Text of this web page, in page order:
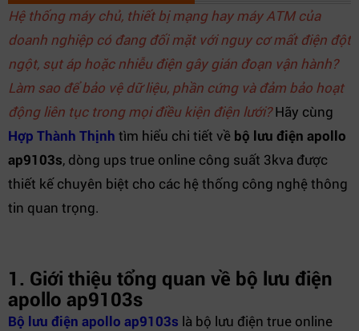
Hệ thống máy chủ, thiết bị mạng hay máy ATM của
doanh nghiệp có đang đối mặt với nguy cơ mất điện đột
ngột, sụt áp hoặc nhiễu điện gây gián đoạn vận hành?
Làm sao để bảo vệ dữ liệu, phần cứng và đảm bảo hoạt
động liên tục trong mọi điều kiện điện lưới?Hãy cùng
Hợp Thành Thịnh tìm hiểu chi tiết về bộ lưu điện apollo
ap9103s, dòng ups true online công suất 3kva được
thiết kế chuyên biệt cho các hệ thống công nghệ thông
tin quan trọng.
1. Giới thiệu tổng quan về bộ lưu điện
apollo ap9103s
Bộ lưu điện apollo ap9103s là bộ lưu điện true online